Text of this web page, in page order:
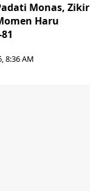
Monas, Zikir
Haru
8:36 AM